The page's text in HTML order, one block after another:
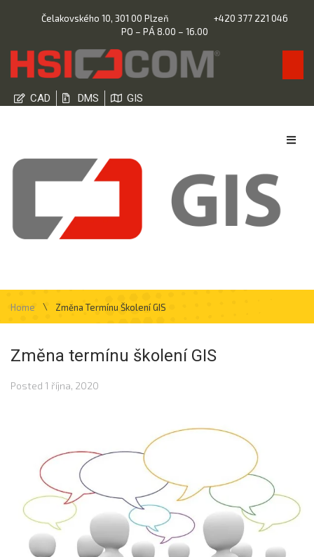
Čelakovského 10, 301 00 Plzeň
+420 377 221 046
PO – PÁ 8.00 – 16.00
CAD DMS GIS
Home \ Změna Termínu Školení GIS
Změna termínu školení GIS
Posted 1 října, 2020